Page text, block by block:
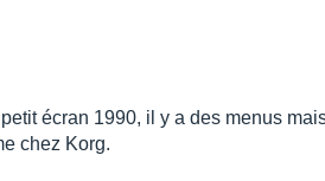
écran 1990, il y a des menus
chez Korg.